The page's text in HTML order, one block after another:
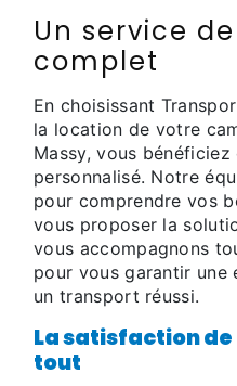
Un service
complet
En choisissant
la location de votre
Massy, vous
personnalisé. Notre
pour comprendre vos
vous proposer la
vous accompagnons
pour vous garantir une
un transport réussi.
La satisfaction
tout